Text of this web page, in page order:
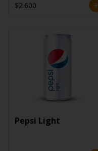
$2.600
Pepsi Light